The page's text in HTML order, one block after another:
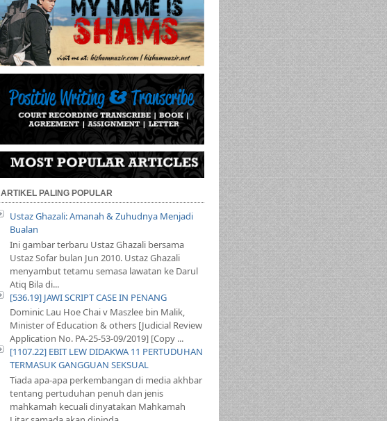
ARTIKEL PALING POPULAR
Ustaz Ghazali: Amanah & Zuhudnya Menjadi
Bualan
Ini gambar terbaru Ustaz Ghazali bersama
Ustaz Sofar bulan Jun 2010. Ustaz Ghazali
menyambut tetamu semasa lawatan ke Darul
Atiq Bila di...
[536.19] JAWI SCRIPT CASE IN PENANG
Dominic Lau Hoe Chai v Maszlee bin Malik,
Minister of Education & others [Judicial Review
Application No. PA-25-53-09/2019] [Copy ...
[1107.22] EBIT LEW DIDAKWA 11 PERTUDUHAN
TERMASUK GANGGUAN SEKSUAL
Tiada apa-apa perkembangan di media akhbar
tentang pertuduhan penuh dan jenis
mahkamah kecuali dinyatakan Mahkamah